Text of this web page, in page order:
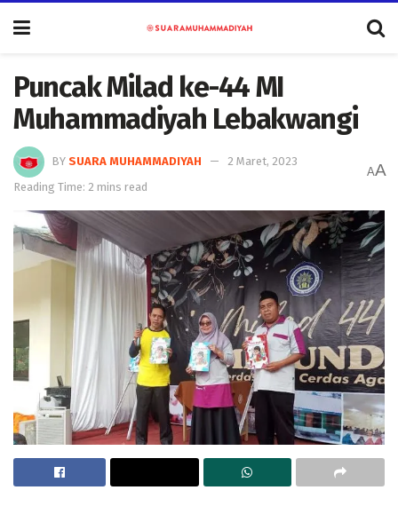
Puncak Milad ke-44 MI
Muhammadiyah Lebakwangi
BY SUARA MUHAMMADIYAH
2 Maret, 2023
Reading Time: 2 mins read
AA